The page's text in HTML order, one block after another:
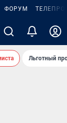
ФОРУМ
Льготный